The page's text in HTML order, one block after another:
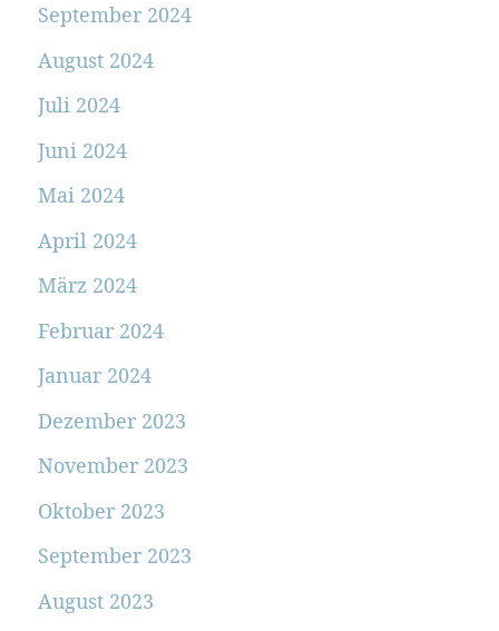
September 2024
August 2024
Juli 2024
Juni 2024
Mai 2024
April 2024
März 2024
Februar 2024
Januar 2024
Dezember 2023
November 2023
Oktober 2023
September 2023
August 2023